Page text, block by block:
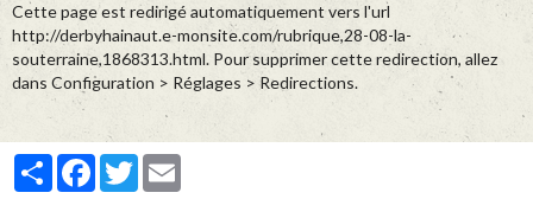
RFCB / KBDB
Cette page est redirigé automatiquement vers l'url
http://derbyhainaut.e-monsite.com/rubrique,28-08-la-
souterraine,1868313.html. Pour supprimer cette redirection, allez
dans Configuration > Réglages > Redirections.
PartagerFacebook
Twitter